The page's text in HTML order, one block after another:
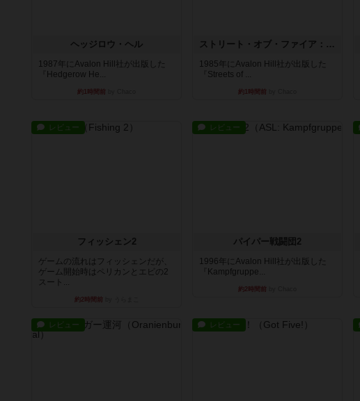
ヘッジロウ・ヘル
1987年にAvalon Hill社が出版した
『Hedgerow He...
約1時間前
ストリート・オブ・ファイア：ASLデラックスモジュール1
1985年にAvalon Hill社が出版した
『Streets of ...
約1時間前
レビュー
フィッシェン2
ゲームの流れはフィッシェンだが、
ゲーム開始時はペリカンとエビの2
スート...
約2時間前
レビュー
パイパー戦闘団2
1996年にAvalon Hill社が出版した
『Kampfgruppe...
約2時間前
レビュー レビュー